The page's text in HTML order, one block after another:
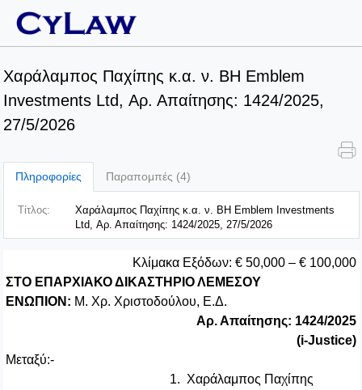
Χαράλαμπος Παχίπης κ.α. ν. BH Emblem
Investments Ltd, Αρ. Απαίτησης: 1424/2025,
27/5/2026
Πληροφορίες Παραπομπές (4)
Τίτλος:
Χαράλαμπος Παχίπης κ.α. ν. BH Emblem Investments
Ltd, Αρ. Απαίτησης: 1424/2025, 27/5/2026
Κλίμακα Εξόδων: € 50,000 – € 100,000
ΣΤΟ ΕΠΑΡΧΙΑΚΟ ΔΙΚΑΣΤΗΡΙΟ ΛΕΜΕΣΟΥ
ΕΝΩΠΙΟΝ: Μ. Χρ. Χριστοδούλου, Ε.Δ.
Αρ. Απαίτησης: 1424/2025
(i-Justice)
Μεταξύ:-
1. Χαράλαμπος Παχίπης